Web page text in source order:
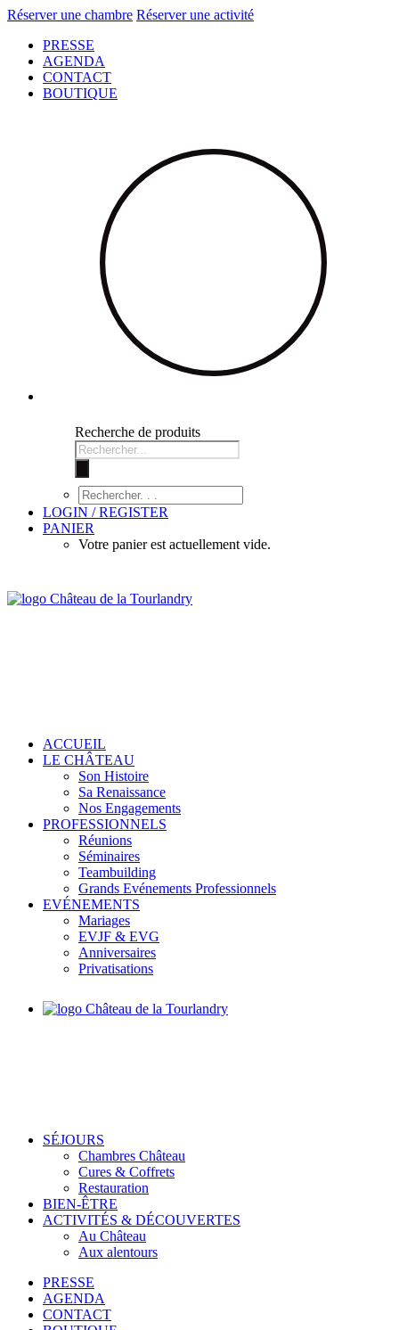
Réserver une chambre Réserver une activité
PRESSE
AGENDA
CONTACT
BOUTIQUE
Recherche de produits
LOGIN / REGISTER
PANIER
Votre panier est actuellement vide.
ACCUEIL
LE CHÂTEAU
Son Histoire
Sa Renaissance
Nos Engagements
PROFESSIONNELS
Réunions
Séminaires
Teambuilding
Grands Evénements Professionnels
EVÉNEMENTS
Mariages
EVJF & EVG
Anniversaires
Privatisations
SÉJOURS
Chambres Château
Cures & Coffrets
Restauration
BIEN-ÊTRE
ACTIVITÉS & DÉCOUVERTES
Au Château
Aux alentours
PRESSE
AGENDA
CONTACT